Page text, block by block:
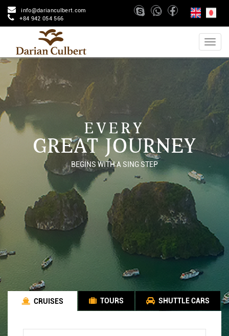
info@darianculbert.com
+84 942 054 566
EVERY
GREAT JOURNEY
BEGINS WITH A SING STEP
CRUISES TOURS SHUTTLE CARS